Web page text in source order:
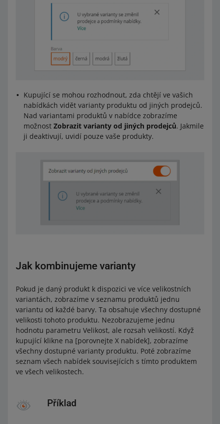
Kupující se mohou rozhodnout, zda chtějí ve vašich
nabídkách vidět varianty produktu od jiných prodejců.
Nad variantami produktů v nabídce zobrazíme
možnost Zobrazit varianty od jiných prodejců. Jakmile
ji deaktivují, uvidí pouze vaše produkty.
Jak kombinujeme varianty
Pokud je daný produkt k dispozici ve více velikostních
variantách, zobrazíme v seznamu produktů jednu
variantu od každé barvy. Ta obsahuje všechny dostupné
velikosti tohoto produktu. Nezobrazujeme jednu
hodnotu parametru Velikost, ale rozsah velikostí. Když
kupující klikne na [porovnejte X nabídek], zobrazíme
všechny dostupné varianty produktu. Poté zobrazíme
seznam všech nabídek souvisejících s tímto produktem
ve všech velikostech.
Příklad